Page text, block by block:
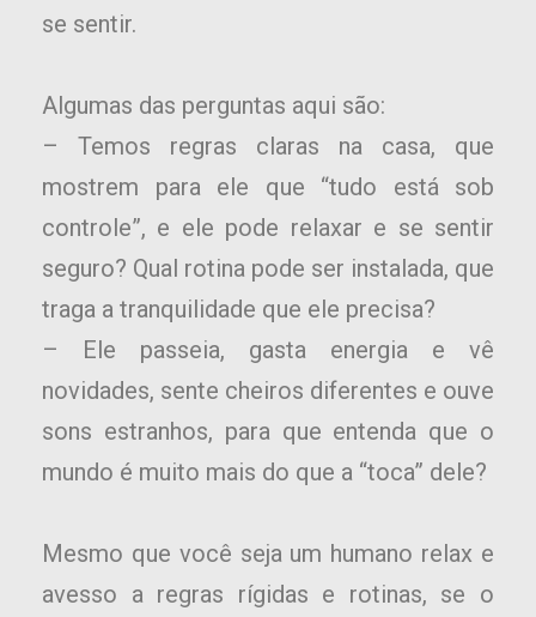
se sentir.
Algumas das perguntas aqui são:
– Temos regras claras na casa, que
mostrem para ele que “tudo está sob
controle”, e ele pode relaxar e se sentir
seguro? Qual rotina pode ser instalada, que
traga a tranquilidade que ele precisa?
– Ele passeia, gasta energia e vê
novidades, sente cheiros diferentes e ouve
sons estranhos, para que entenda que o
mundo é muito mais do que a “toca” dele?
Mesmo que você seja um humano relax e
avesso a regras rígidas e rotinas, se o